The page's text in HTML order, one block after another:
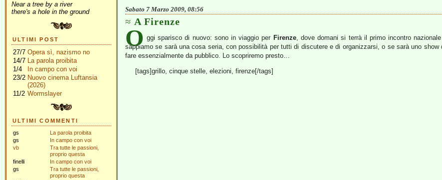
Near a tree by a river
there's a hole in the ground
ULTIMI POST
27/7 Opera sì, nazismo no
14/7 La parola proibita
1/4
In campo con voi
23/2 Nuovo cinema Luftansia
(2026)
11/2 Wormslayer
ULTIMI COMMENTI
gs
La parola proibita
gs
In campo con voi
vb
Tra tutte le passioni,
proprio questa
finelli
In campo con voi
gs
Tra tutte le passioni,
proprio questa
Sabato 7 Marzo 2009, 08:56
A Firenze
O ggi sparisco di nuovo: sono in viaggio per Firenze, dove domani si terrà il primo incontro
sappiamo se sarà una cosa seria, con possibilità per tutti di discutere e di organizzarsi, o se sarà uno
fare essenzialmente da pubblico. Lo scopriremo presto…
[tags]grillo, cinque stelle, elezioni, firenze[/tags]